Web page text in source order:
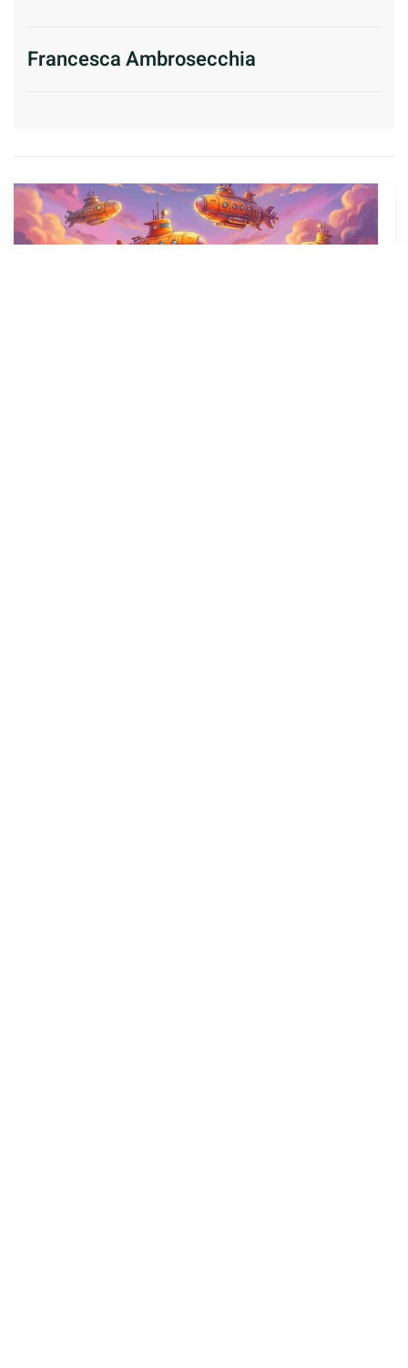
Francesca Ambrosecchia